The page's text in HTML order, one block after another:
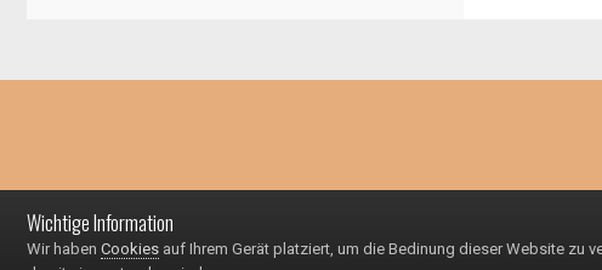
Wichtige Information
Wir haben Cookies auf Ihrem Gerät platziert, um die Bedinung dieser Website zu